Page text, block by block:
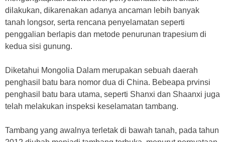
dilakukan, dikarenakan adanya ancaman lebih banyak
tanah longsor, serta rencana penyelamatan seperti
penggalian berlapis dan metode penurunan trapesium di
kedua sisi gunung.
Diketahui Mongolia Dalam merupakan sebuah daerah
penghasil batu bara nomor dua di China. Bebeapa prvinsi
penghasil batu bara utama, seperti Shanxi dan Shaanxi juga
telah melakukan inspeksi keselamatan tambang.
Tambang yang awalnya terletak di bawah tanah, pada tahun